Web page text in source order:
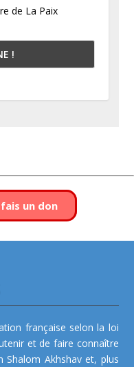
de La Paix
fais un don
française selon la loi
et de faire connaître
Shalom Akhshav et, plus